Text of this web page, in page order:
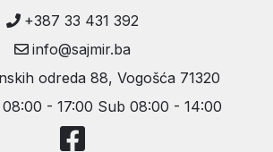
+387 33 431 392
info@sajmir.ba
odreda 88, Vogošća 71320
- 17:00 Sub 08:00 - 14:00